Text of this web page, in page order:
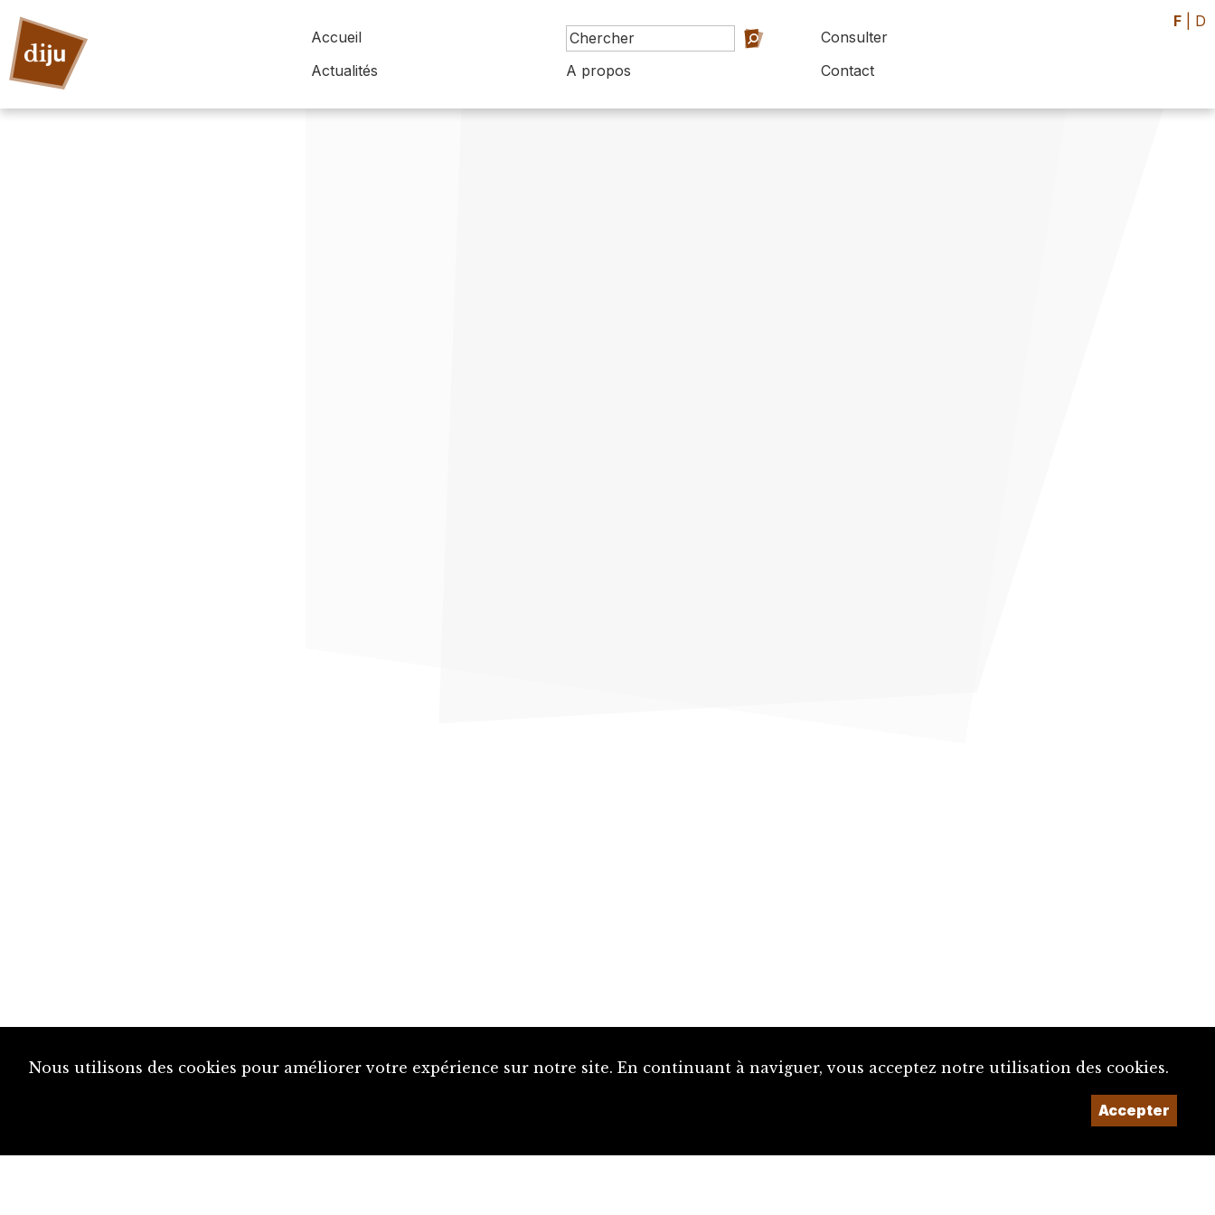
Accueil
Consulter
Actualités
A propos Contact
F D
Nous utilisons des cookies pour améliorer votre expérience sur notre site. En continuant à naviguer, vous acceptez notre utilisation des cookies.
Accepter